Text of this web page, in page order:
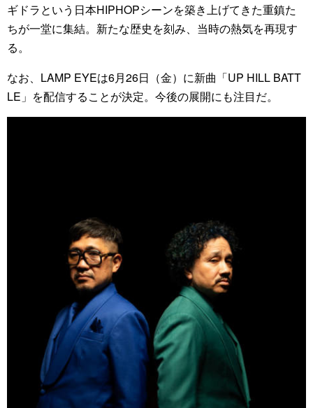
ギドラという日本HIPHOPシーンを築き上げてきた重鎮た
ちが一堂に集結。新たな歴史を刻み、当時の熱気を再現す
る。
なお、LAMP EYEは6月26日（金）に新曲「UP HILL BATT
LE」を配信することが決定。今後の展開にも注目だ。